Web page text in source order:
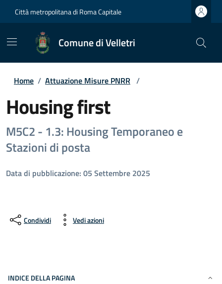
Città metropolitana di Roma Capitale
Comune di Velletri
Home / Attuazione Misure PNRR /
Housing first
M5C2 - 1.3: Housing Temporaneo e
Stazioni di posta
Data di pubblicazione: 05 Settembre 2025
Condividi Vedi azioni
INDICE DELLA PAGINA